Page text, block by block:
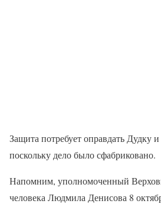
Защита потребует оправдать Дудку и
поскольку дело было сфабриковано.
Напомним, уполномоченный
человека Людмила Денисова 8